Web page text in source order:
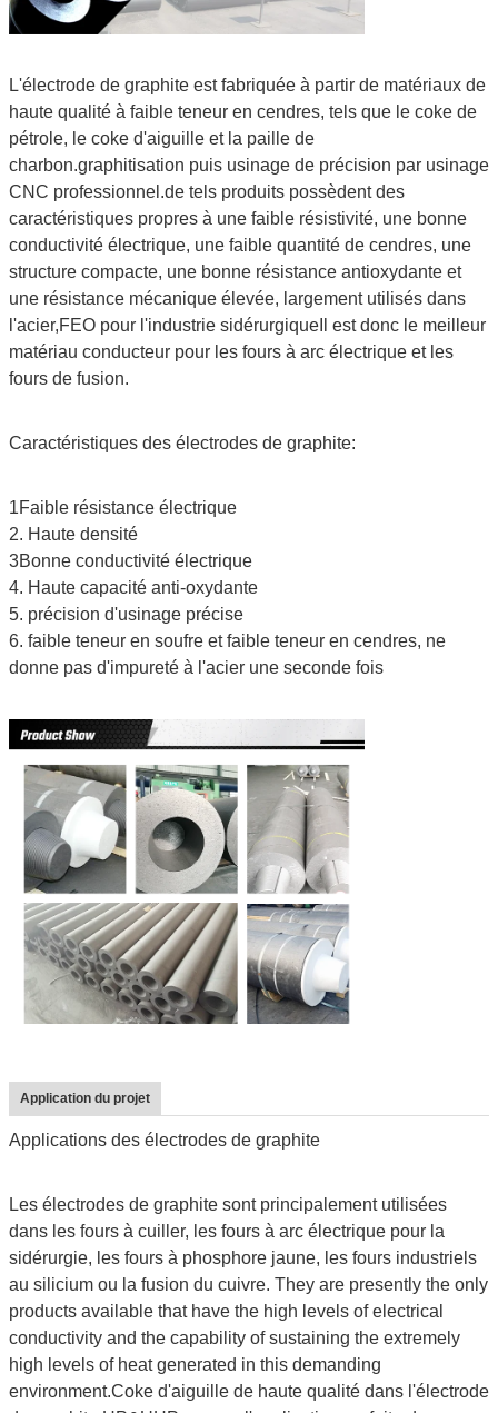
L'électrode de graphite est fabriquée à partir de matériaux de
haute qualité à faible teneur en cendres, tels que le coke de
pétrole, le coke d'aiguille et la paille de
charbon.graphitisation puis usinage de précision par usinage
CNC professionnel.de tels produits possèdent des
caractéristiques propres à une faible résistivité, une bonne
conductivité électrique, une faible quantité de cendres, une
structure compacte, une bonne résistance antioxydante et
une résistance mécanique élevée, largement utilisés dans
l'acier,FEO pour l'industrie sidérurgiqueIl est donc le meilleur
matériau conducteur pour les fours à arc électrique et les
fours de fusion.
Caractéristiques des électrodes de graphite:
1Faible résistance électrique
2. Haute densité
3Bonne conductivité électrique
4. Haute capacité anti-oxydante
5. précision d'usinage précise
6. faible teneur en soufre et faible teneur en cendres, ne
donne pas d'impureté à l'acier une seconde fois
Application du projet
Applications des électrodes de graphite
Les électrodes de graphite sont principalement utilisées
dans les fours à cuiller, les fours à arc électrique pour la
sidérurgie, les fours à phosphore jaune, les fours industriels
au silicium ou la fusion du cuivre. They are presently the only
products available that have the high levels of electrical
conductivity and the capability of sustaining the extremely
high levels of heat generated in this demanding
environment.Coke d'aiguille de haute qualité dans l'électrode